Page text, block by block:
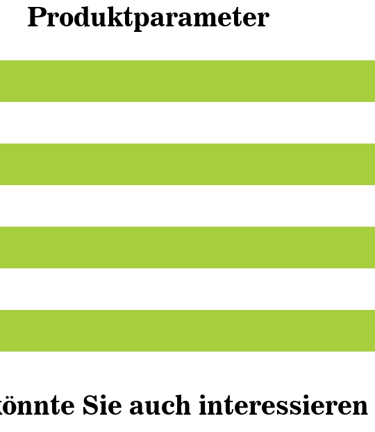
Produktparameter
Sie auch interessieren